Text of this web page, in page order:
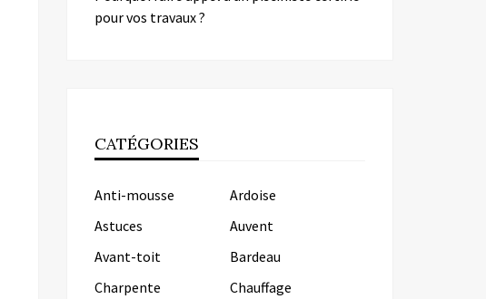
pour vos travaux ?
CATÉGORIES
Anti-mousse
Ardoise
Astuces
Auvent
Avant-toit
Bardeau
Charpente
Chauffage